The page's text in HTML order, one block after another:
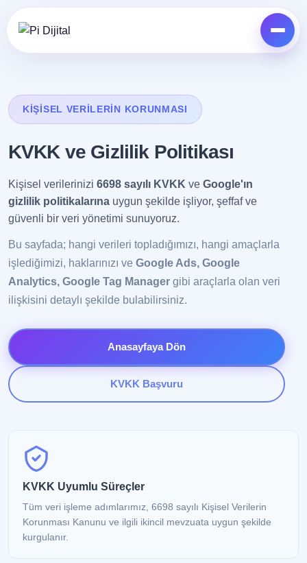
HIZMETLER
İşinizi dijitalde birlikte büyütelim
İşinize özel hızlı ve geliştirilebilir sistemler
↗
tasarımlar
Harita Kayıt
KIŞISEL VERILERIN KORUNMASI
KVKK ve Gizlilik Politikası
Kişisel verilerinizi 6698 sayılı KVKK ve Google'ın
gizlilik politikalarına uygun şekilde işliyor, şeffaf ve
güvenli bir veri yönetimi sunuyoruz.
Bu sayfada; hangi verileri topladığımızı, hangi amaçlarla
işlediğimizi, haklarınızı ve Google Ads, Google
Analytics, Google Tag Manager gibi araçlarla olan veri
ilişkisini detaylı şekilde bulabilirsiniz.
Anasayfaya Dön
KVKK Başvuru
KVKK Uyumlu Süreçler
Tüm veri işleme adımlarımız, 6698 sayılı Kişisel Verilerin
Korunması Kanunu ve ilgili ikincil mevzuata uygun şekilde
kurgulanır.